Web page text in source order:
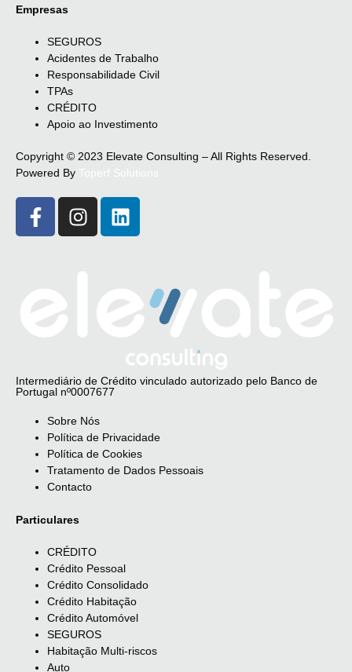
Empresas
SEGUROS
Acidentes de Trabalho
Responsabilidade Civil
TPAs
CRÉDITO
Apoio ao Investimento
Copyright © 2023 Elevate Consulting – All Rights Reserved.
Powered By
Intermediário de Crédito vinculado autorizado pelo Banco de
Portugal nº0007677
Sobre Nós
Política de Privacidade
Política de Cookies
Tratamento de Dados Pessoais
Contacto
Particulares
CRÉDITO
Crédito Pessoal
Crédito Consolidado
Crédito Habitação
Crédito Automóvel
SEGUROS
Habitação Multi-riscos
Auto